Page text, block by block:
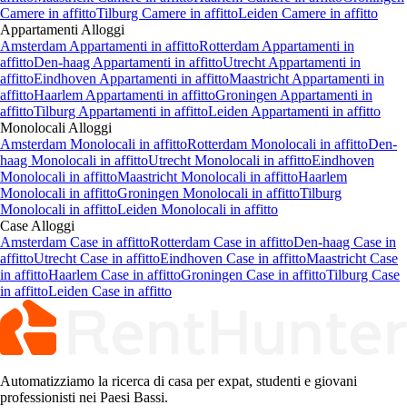
Camere in affittoTilburg Camere in affittoLeiden Camere in affitto
Appartamenti Alloggi
Amsterdam Appartamenti in affittoRotterdam Appartamenti in
affittoDen-haag Appartamenti in affittoUtrecht Appartamenti in
affittoEindhoven Appartamenti in affittoMaastricht Appartamenti in
affittoHaarlem Appartamenti in affittoGroningen Appartamenti in
affittoTilburg Appartamenti in affittoLeiden Appartamenti in affitto
Monolocali Alloggi
Amsterdam Monolocali in affittoRotterdam Monolocali in affittoDen-
haag Monolocali in affittoUtrecht Monolocali in affittoEindhoven
Monolocali in affittoMaastricht Monolocali in affittoHaarlem
Monolocali in affittoGroningen Monolocali in affittoTilburg
Monolocali in affittoLeiden Monolocali in affitto
Case Alloggi
Amsterdam Case in affittoRotterdam Case in affittoDen-haag Case in
affittoUtrecht Case in affittoEindhoven Case in affittoMaastricht Case
in affittoHaarlem Case in affittoGroningen Case in affittoTilburg Case
in affittoLeiden Case in affitto
Automatizziamo la ricerca di casa per expat, studenti e giovani
professionisti nei Paesi Bassi.